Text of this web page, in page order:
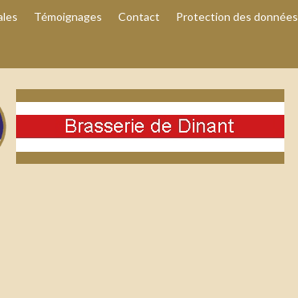
Témoignages Contact Protection des données